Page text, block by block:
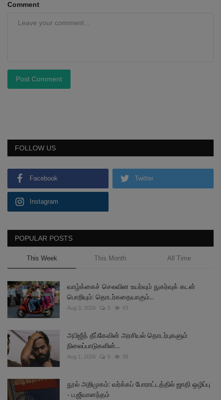
Comment
Post Comment
FOLLOW US
Facebook Twitter
Instagram
POPULAR POSTS
This Week This Month All Time
வாழ்க்கைச் செலவின உயர்வும் நுகர்வுக் கடன்
பொறியும்: தொடர்கதையாகும்...
Aug 3, 2026 0 43
அபிஜீத் தீப்கேவின் அரசியல் தொடர்புகளும்
நிலைப்பாடுகளின்...
Aug 1, 2026 0 38
நூல் அறிமுகம்: வர்க்கப் போராட்டத்தில் ஜாதி ஒழிப்பு
- ப.ஜீவானந்தம்